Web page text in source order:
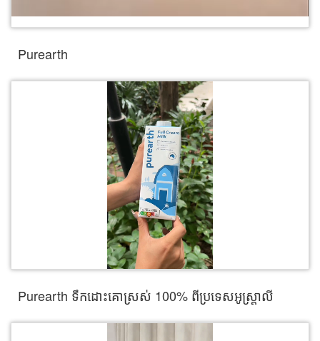
Purearth
Purearth ទឹកដោះគោស្រស់​ 100% ពីប្រទេសអូស្រ្តាលី